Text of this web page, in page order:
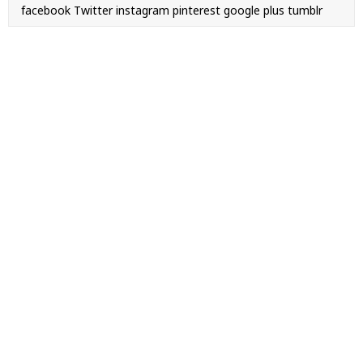
facebook Twitter instagram pinterest google plus tumblr